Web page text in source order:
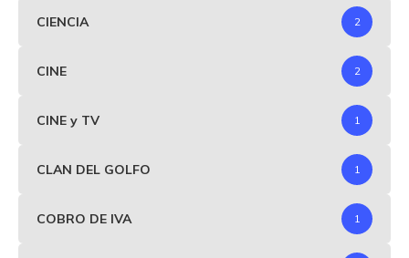
CIENCIA 2
CINE 2
CINE y TV 1
CLAN DEL GOLFO 1
COBRO DE IVA 1